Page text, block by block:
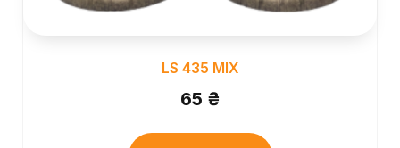
LS 435 MIX
65 ₴